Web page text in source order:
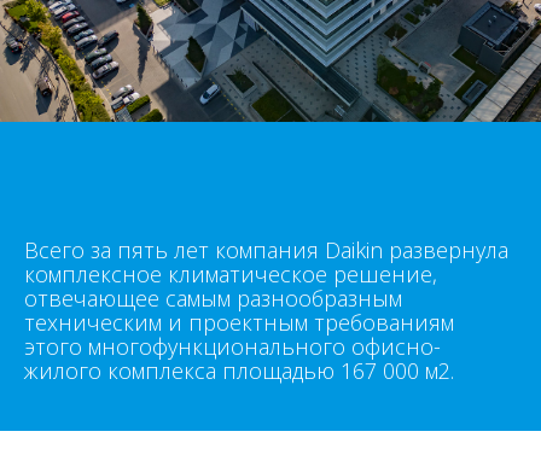
Всего за пять лет компания Daikin развернула
комплексное климатическое решение,
отвечающее самым разнообразным
техническим и проектным требованиям
этого многофункционального офисно-
жилого комплекса площадью 167 000 м2.